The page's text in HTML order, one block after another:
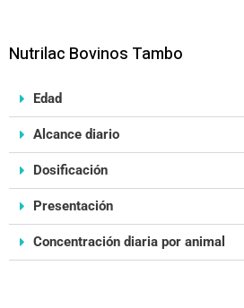
Nutrilac Bovinos Tambo
Edad
Alcance diario
Dosificación
Presentación
Concentración diaria por animal